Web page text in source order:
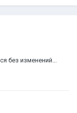
без изменений...